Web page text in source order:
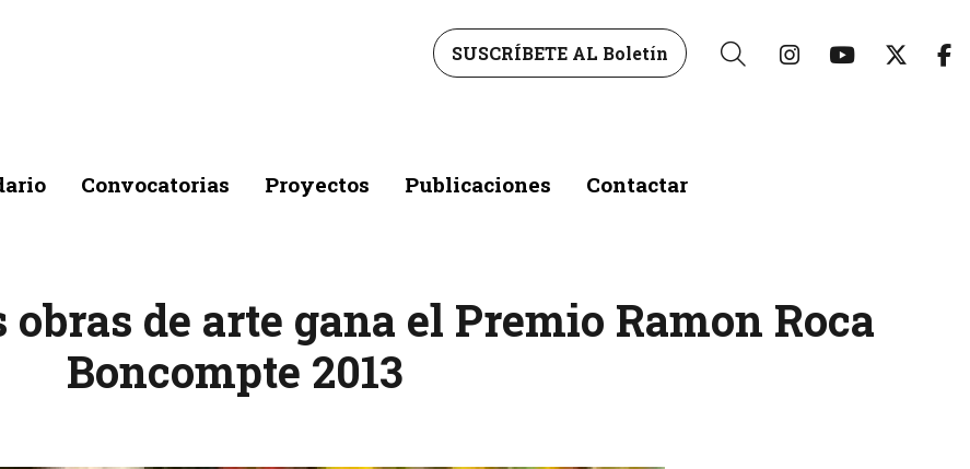
Link aLink a
SUSCRÍBETE AL Boletín
Convocatorias Proyectos Publicaciones Contactar
de arte gana el Premio Ramon Roca
Boncompte 2013